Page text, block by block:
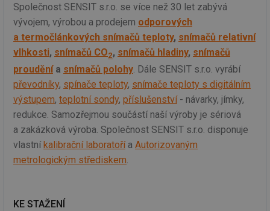
Společnost SENSIT s.r.o. se více než 30 let zabývá
vývojem, výrobou a prodejem odporových
a termočlánkových snímačů teploty, snímačů relativní
vlhkosti, snímačů CO2, snímačů hladiny, snímačů
prouděnía snímačů polohy. Dále SENSIT s.r.o. vyrábí
převodníky, spínače teploty, snímače teploty s digitálním
výstupem, teplotní sondy, příslušenství- návarky, jímky,
redukce. Samozřejmou součástí naší výroby je sériová
a zakázková výroba. Společnost SENSIT s.r.o. disponuje
vlastní kalibrační laboratořía Autorizovaným
metrologickým střediskem.
KE STAŽENÍ